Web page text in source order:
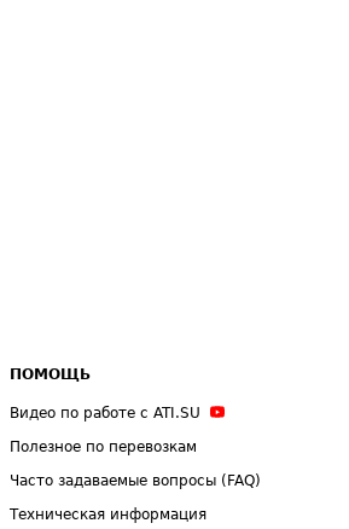
ПОМОЩЬ
Видео по работе с ATI.SU
Полезное по перевозкам
Часто задаваемые вопросы (FAQ)
Техническая информация